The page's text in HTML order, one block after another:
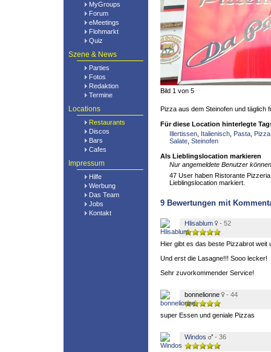
MyGroups
Forum
eMeetings
Flohmarkt
Quiz
Szene & News
Parties
Fotos
Redaktion
Termine
Locations
Restaurants
Discos
Bars
Cafes
Impressum
Hilfe
Werbung
Das Team
Jobs
Kontakt
Bild 1 von 5
Pizza aus dem Steinofen und täglich
Für diese Location hinterlegte
Illertissen Italienisch Pasta Pizza
Salate Steinofen
Als Lieblingslocation markieren
Nur angemeldete Benutzer
47 User haben Ristorante
Lieblingslocation markiert.
9 Bewertungen mit
Hlisablum - 52
Hier gibt es das beste Pizzabrot weit
Und erst die Lasagne!!! Sooo lecker!
Sehr zuvorkommender Service!
bonnelionne - 44
super Essen und geniale Pizzas
Windos - 36